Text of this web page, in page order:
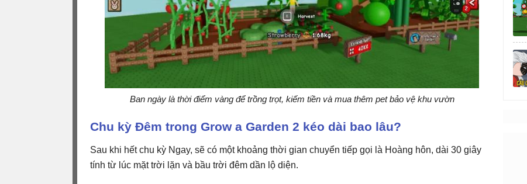
Ban ngày là thời điểm vàng để trồng trọt, kiếm tiền và mua thêm pet bảo vệ khu vườn
Chu kỳ Đêm trong Grow a Garden 2 kéo dài bao lâu?
Sau khi hết chu kỳ Ngay, sẽ có một khoảng thời gian chuyển tiếp gọi là Hoàng hôn, dài 30 giây
tính từ lúc mặt trời lặn và bầu trời đêm dần lộ diện.